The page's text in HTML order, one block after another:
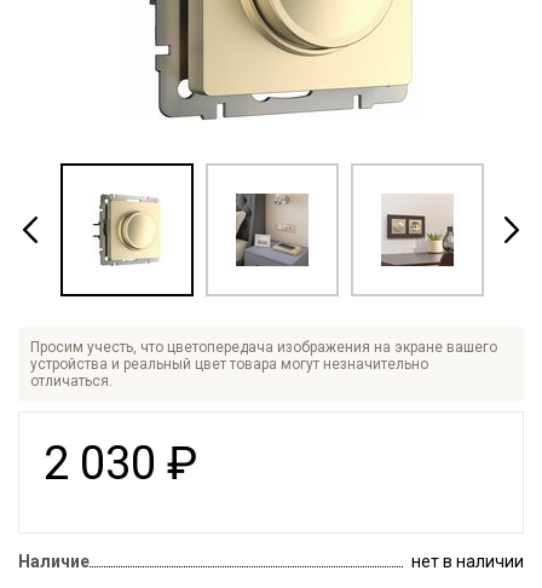
Просим учесть, что цветопередача изображения на экране вашего
устройства и реальный цвет товара могут незначительно
отличаться.
2 030 ₽
Наличие
нет в наличии